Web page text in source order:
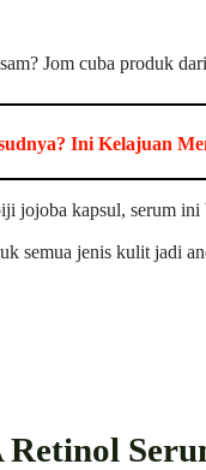
Jom cuba produk
Ini Kelajuan
jojoba kapsul, serum
semua jenis kulit jadi